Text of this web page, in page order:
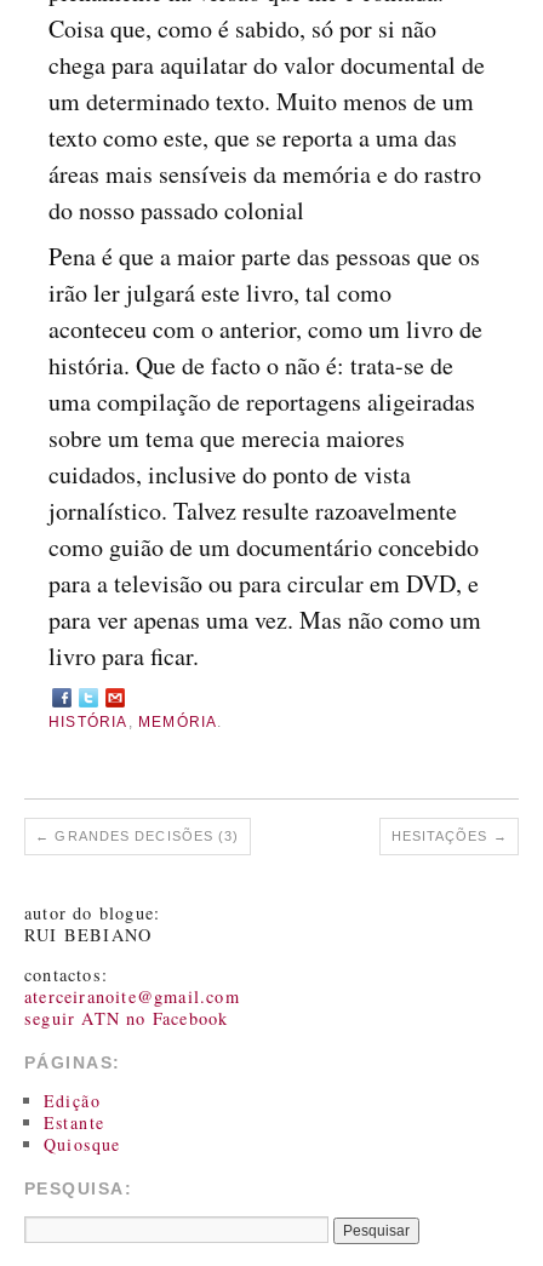
Coisa que, como é sabido, só por si não
chega para aquilatar do valor documental de
um determinado texto. Muito menos de um
texto como este, que se reporta a uma das
áreas mais sensíveis da memória e do rastro
do nosso passado colonial
Pena é que a maior parte das pessoas que os
irão ler julgará este livro, tal como
aconteceu com o anterior, como um livro de
história. Que de facto o não é: trata-se de
uma compilação de reportagens aligeiradas
sobre um tema que merecia maiores
cuidados, inclusive do ponto de vista
jornalístico. Talvez resulte razoavelmente
como guião de um documentário concebido
para a televisão ou para circular em DVD, e
para ver apenas uma vez. Mas não como um
livro para ficar.
HISTÓRIA , MEMÓRIA.
← GRANDES DECISÕES (3) HESITAÇÕES →
autor do blogue:
RUI BEBIANO
contactos:
aterceiranoite@gmail.com
seguir ATN no Facebook
PÁGINAS:
Edição
Estante
Quiosque
PESQUISA: